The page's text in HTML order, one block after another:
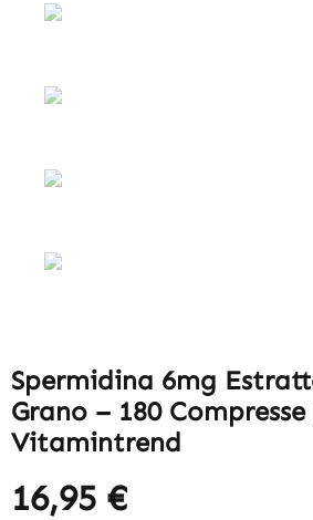
Spermidina 6mg
Grano – 180 Compresse
Vitamintrend
16,95 €